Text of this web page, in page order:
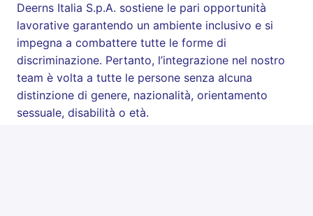
Deerns Italia S.p.A. sostiene le pari opportunità
lavorative garantendo un ambiente inclusivo e si
impegna a combattere tutte le forme di
discriminazione. Pertanto, l’integrazione nel nostro
team è volta a tutte le persone senza alcuna
distinzione di genere, nazionalità, orientamento
sessuale, disabilità o età.